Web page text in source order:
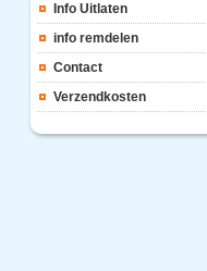
Info Uitlaten
info remdelen
Contact
Verzendkosten